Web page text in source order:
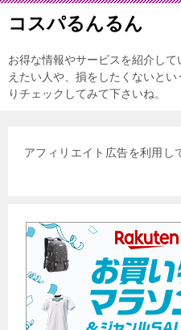
コスパるんるん
お得な情報やサービスを紹介し
えたい人や、損をしたくないと
りチェックしてみて下さいね。
アフィリエイト広告を利用し